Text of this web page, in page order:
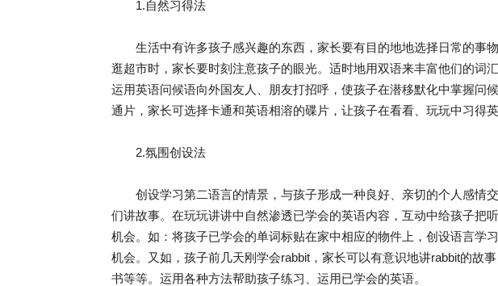
1.自然习得法
生活中有许多孩子感兴趣的东西，家长要有目的地地选择日常的事
逛超市时，家长要时刻注意孩子的眼光。适时地用双语来丰富他们的词
运用英语问候语向外国友人、朋友打招呼，使孩子在潜移默化中掌握问
通片，家长可选择卡通和英语相溶的碟片，让孩子在看看、玩玩中习得英
2.氛围创设法
创设学习第二语言的情景，与孩子形成一种良好、亲切的个人感情
们讲故事。在玩玩讲讲中自然渗透已学会的英语内容，互动中给孩子把
机会。如：将孩子已学会的单词标贴在家中相应的物件上，创设语言学
机会。又如，孩子前几天刚学会rabbit，家长可以有意识地讲rabbit的故
书等等。运用各种方法帮助孩子练习、运用已学会的英语。